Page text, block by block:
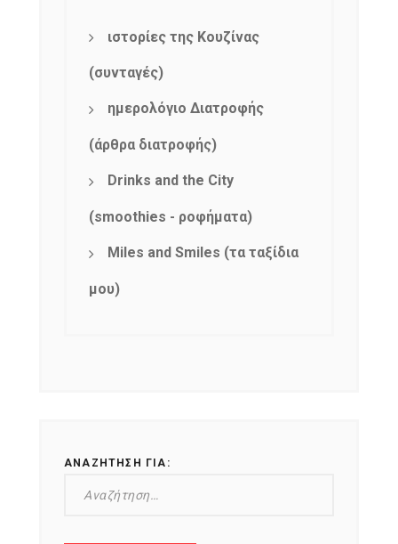
ιστορίες της Κουζίνας
(συνταγές)
ημερολόγιο Διατροφής
(άρθρα διατροφής)
Drinks and the City
(smoothies - ροφήματα)
Miles and Smiles (τα ταξίδια
μου)
ΑΝΑΖΉΤΗΣΗ ΓΙΑ: